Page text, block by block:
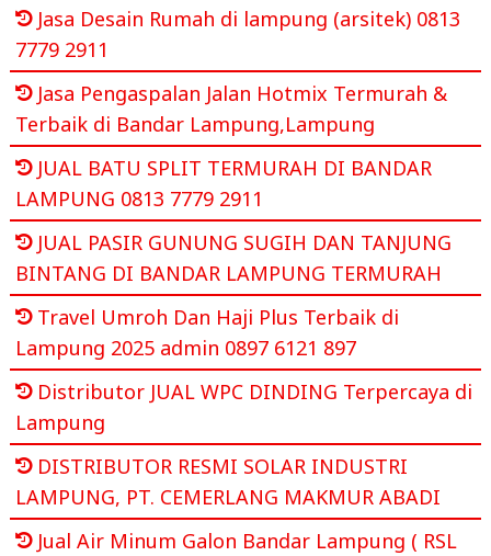
Jasa Desain Rumah di lampung (arsitek) 0813
7779 2911
Jasa Pengaspalan Jalan Hotmix Termurah &
Terbaik di Bandar Lampung,Lampung
JUAL BATU SPLIT TERMURAH DI BANDAR
LAMPUNG 0813 7779 2911
JUAL PASIR GUNUNG SUGIH DAN TANJUNG
BINTANG DI BANDAR LAMPUNG TERMURAH
Travel Umroh Dan Haji Plus Terbaik di
Lampung 2025 admin 0897 6121 897
Distributor JUAL WPC DINDING Terpercaya di
Lampung
DISTRIBUTOR RESMI SOLAR INDUSTRI
LAMPUNG, PT. CEMERLANG MAKMUR ABADI
Jual Air Minum Galon Bandar Lampung ( RSL